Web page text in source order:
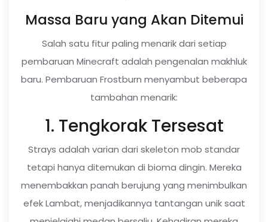
Massa Baru yang Akan Ditemui
Salah satu fitur paling menarik dari setiap
pembaruan Minecraft adalah pengenalan makhluk
baru. Pembaruan Frostburn menyambut beberapa
tambahan menarik:
1. Tengkorak Tersesat
Strays adalah varian dari skeleton mob standar
tetapi hanya ditemukan di bioma dingin. Mereka
menembakkan panah berujung yang menimbulkan
efek Lambat, menjadikannya tantangan unik saat